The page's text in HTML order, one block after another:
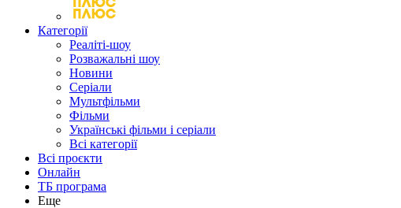
Категорії
Реаліті-шоу
Розважальні шоу
Новини
Серіали
Мультфільми
Фільми
Українські фільми і серіали
Всі категорії
Всі проєкти
Онлайн
ТБ програма
Еще